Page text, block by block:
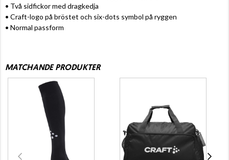
• Två sidfickor med dragkedja
• Craft-logo på bröstet och six-dots symbol på ryggen
• Normal passform
MATCHANDE PRODUKTER